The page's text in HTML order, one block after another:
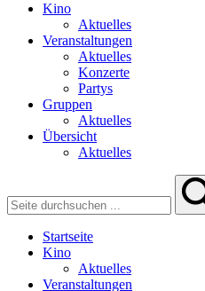
Kino
Aktuelles
Veranstaltungen
Aktuelles
Konzerte
Partys
Gruppen
Aktuelles
Übersicht
Aktuelles
Startseite
Kino
Aktuelles
Veranstaltungen